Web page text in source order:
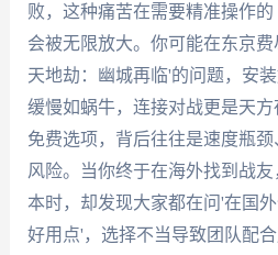
败，这种痛苦在需要精准操作
会被无限放大。你可能在东京
天地劫：幽城再临'的问题，安
缓慢如蜗牛，连接对战更是天
免费选项，背后往往是速度瓶
风险。当你终于在海外找到战
本时，却发现大家都在问'在国
好用点'，选择不当导致团队配